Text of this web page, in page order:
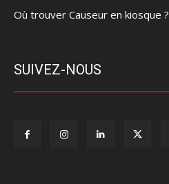
Où trouver Causeur en kiosque ?
SUIVEZ-NOUS